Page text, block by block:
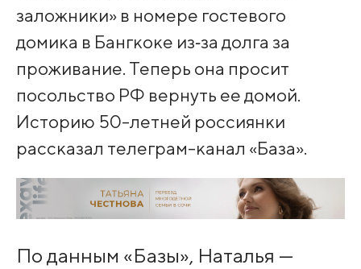
заложники» в номере гостевого
домика в Бангкоке из‑за долга за
проживание. Теперь она просит
посольство РФ вернуть ее домой.
Историю 50-летней россиянки
рассказал телеграм-канал «База».
По данным «Базы», Наталья —